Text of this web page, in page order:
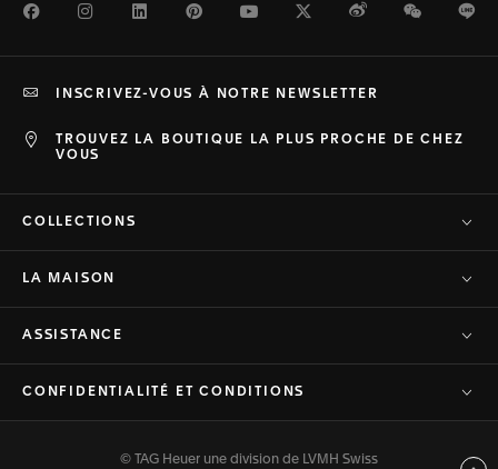
FacebookInstagramLinkedInPinterestYoutubeTwitterWeiboWeChat
TROUVEZ LA BOUTIQUE LA PLUS PROCHE DE CHEZ
VOUS
INSCRIVEZ-VOUS À NOTRE NEWSLETTER
COLLECTIONS
LA MAISON
ASSISTANCE
CONFIDENTIALITÉ ET CONDITIONS
© TAG Heuer une division de LVMH Swiss